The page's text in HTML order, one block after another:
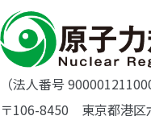
（法人番号
〒106-8450 東京都港区